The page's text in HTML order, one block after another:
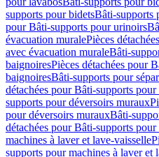
supports pour bidetsBâti-supports
pour Bâti-supports pour urinoirs
évacuation muralePièces
avec évacuation muraleBâti-
baignoiresPièces détachées pour
baignoiresBâti-supports pour
détachées pour Bâti-supports
supports pour déversoirs muraux
pour déversoirs murauxBâti-
détachées pour Bâti-supports
machines à laver et lave-vaisselle
supports pour machines à laver et